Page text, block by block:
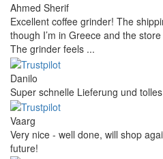
Ahmed Sherif
Excellent coffee grinder! The
though I’m in Greece and the
The grinder feels ...
Danilo
Super schnelle Lieferung und
Vaarg
Very nice - well done, will shop
future!